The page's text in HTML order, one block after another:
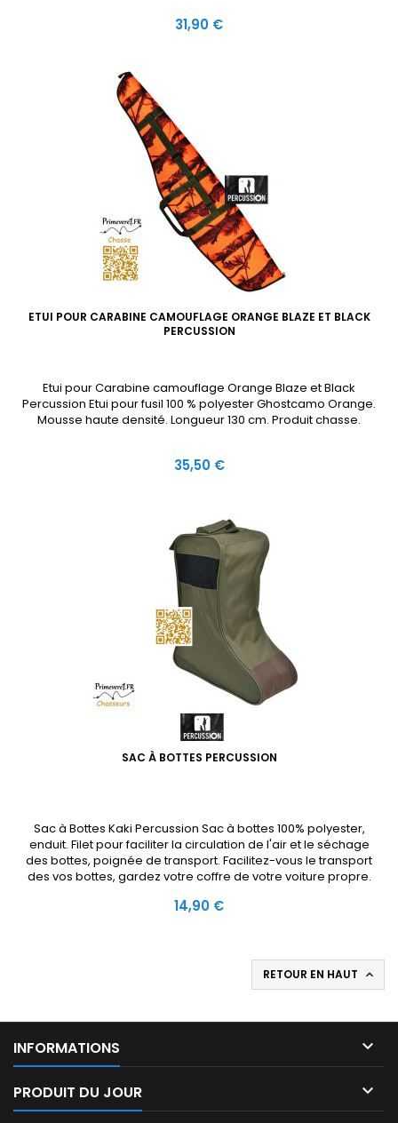
Prix
31,90 €
ETUI POUR CARABINE CAMOUFLAGE ORANGE BLAZE ET BLACK
PERCUSSION
Etui pour Carabine camouflage Orange Blaze et Black
Percussion Etui pour fusil 100 % polyester Ghostcamo Orange.
Mousse haute densité. Longueur 130 cm. Produit chasse.
Prix
35,50 €
SAC À BOTTES PERCUSSION
Sac à Bottes Kaki Percussion Sac à bottes 100% polyester,
enduit. Filet pour faciliter la circulation de l'air et le séchage
des bottes, poignée de transport. Facilitez-vous le transport
des vos bottes, gardez votre coffre de votre voiture propre.
Prix
14,90 €
RETOUR EN HAUT 
INFORMATIONS 
PRODUIT DU JOUR 